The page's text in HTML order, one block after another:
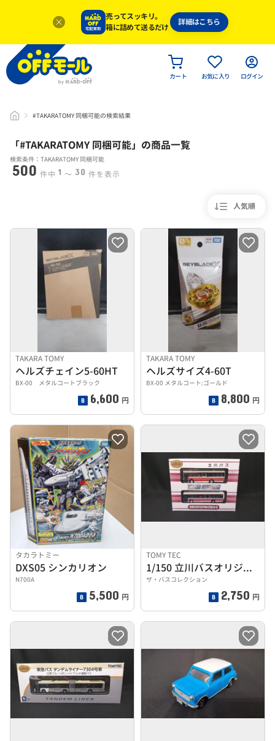
売ってスッキリ。
箱に詰めて送るだけ
詳細はこちら
カート お気に入り ログイン
#TAKARATOMY 同梱可能の検索結果
「#TAKARATOMY 同梱可能」 の商品一覧
検索条件：TAKARATOMY 同梱可能
500 件中 1 〜 30 件を表示
人気順
TAKARA TOMY
ヘルズチェイン5-60HT
BX-00 メタルコートブラック
6,600 円
TAKARA TOMY
ヘルズサイズ4-60T
BX-00 メタルコート:ゴールド
8,800 円
タカラトミー
DXS05 シンカリオン
N700A
5,500 円
TOMY TEC
1/150 立川バスオリジナルバスセットII
ザ・バスコレクション
2,750 円